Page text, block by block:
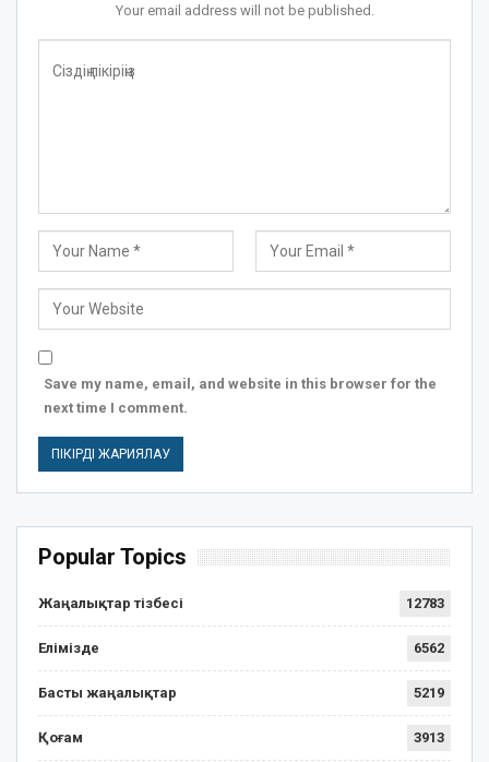
Your email address will not be published.
Save my name, email, and website in this browser for the
next time I comment.
Popular Topics
Жаңалықтар тізбесі 12783
Елімізде 6562
Басты жаңалықтар 5219
Қоғам 3913